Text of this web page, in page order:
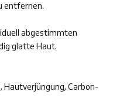
entfernen.
abgestimmten
glatte Haut.
Carbon-